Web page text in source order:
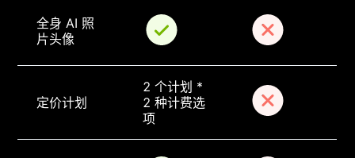
全身 AI 照
片头像
定价计划
2 个计划 *
2 种计费选
项